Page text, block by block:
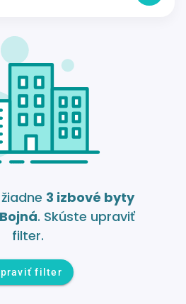
3 izbové byty
. Skúste upraviť
filter.
filter